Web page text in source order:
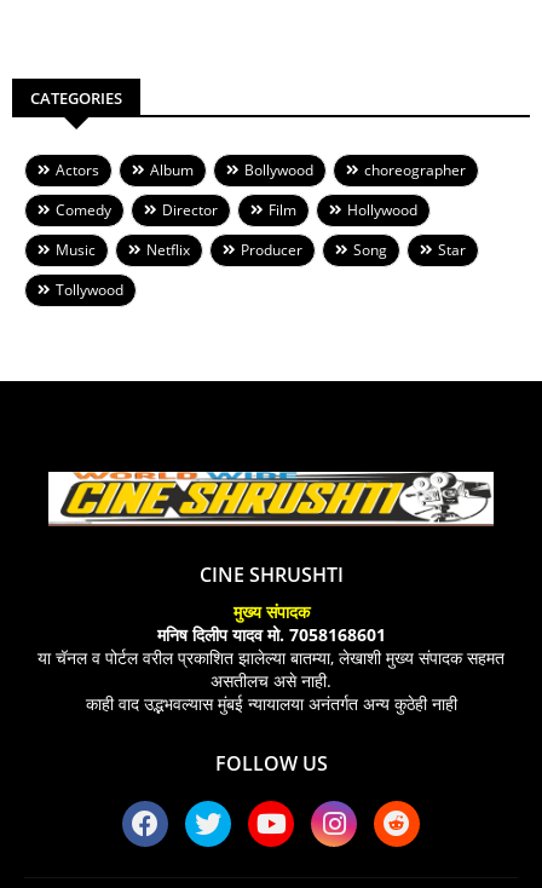
CATEGORIES
Actors Album Bollywood
choreographer
Comedy
Director Film
Hollywood
Music
Netflix Producer Song
Star
Tollywood
CINE SHRUSHTI
मुख्य संपादक
मनिष दिलीप यादव मो. 7058168601
या चॅनल व पोर्टल वरील प्रकाशित झालेल्या बातम्या, लेखाशी मुख्य संपादक सहमत
असतीलच असे नाही.
काही वाद उद्भभवल्यास मुंबई न्यायालया अनंतर्गत अन्य कुठेही नाही
FOLLOW US